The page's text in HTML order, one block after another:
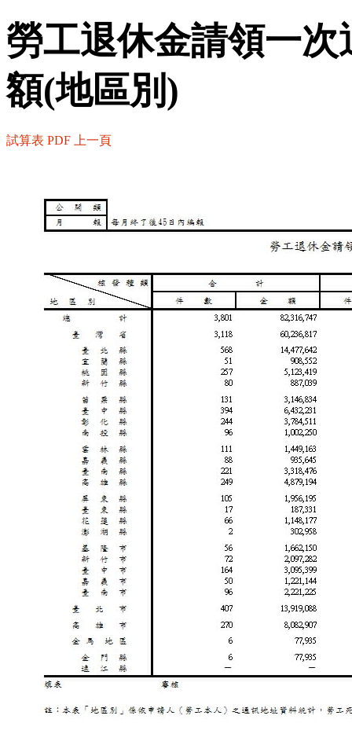
勞工退休金請領一
額(地區別)
試算表 PDF 上一頁